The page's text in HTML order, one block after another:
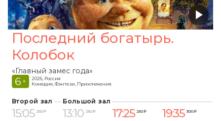
Последний богатырь.
Колобок
«Главный замес года»
6 +
2026, Россия
Комедия, Фэнтези, Приключения
Второй зал
15:05 250 ₽
Большой зал
13:10 250 ₽ 17:25 250 ₽ 19:35 300 ₽